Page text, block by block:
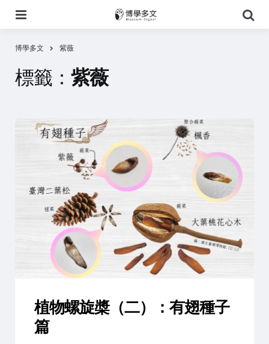
尋
博學多文 紫薇
標籤： 紫薇
植物螺旋槳（二）：有翅種子
篇